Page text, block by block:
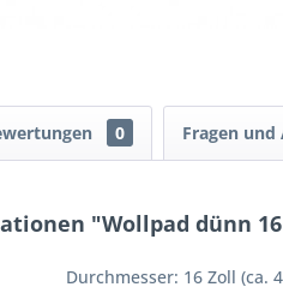
0 Fragen
"Wollpad dünn
Durchmesser: 16 Zoll (ca.